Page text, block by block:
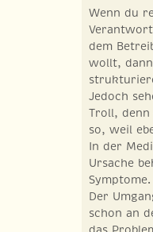
Wenn du
dem
wollt,
Jedoch
Troll, denn
so, weil
In der
Ursache
Symptome.
Der
schon an